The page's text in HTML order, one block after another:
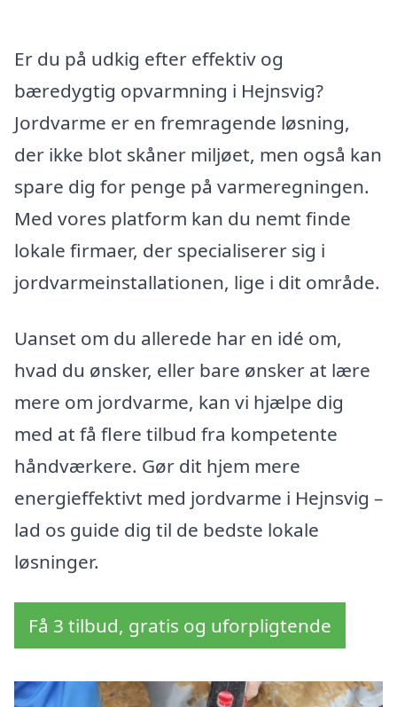
Er du på udkig efter effektiv og
bæredygtig opvarmning i Hejnsvig?
Jordvarme er en fremragende løsning,
der ikke blot skåner miljøet, men også kan
spare dig for penge på varmeregningen.
Med vores platform kan du nemt finde
lokale firmaer, der specialiserer sig i
jordvarmeinstallationen, lige i dit område.
Uanset om du allerede har en idé om,
hvad du ønsker, eller bare ønsker at lære
mere om jordvarme, kan vi hjælpe dig
med at få flere tilbud fra kompetente
håndværkere. Gør dit hjem mere
energieffektivt med jordvarme i Hejnsvig –
lad os guide dig til de bedste lokale
løsninger.
Få 3 tilbud, gratis og uforpligtende